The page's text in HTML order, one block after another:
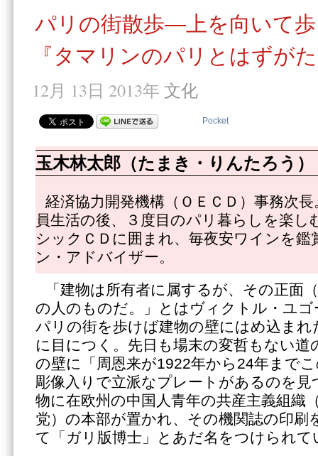
パリの街散歩―上を向いて
『タマリンのパリとはずが
12月 13日 2013年 文化
Pocket
玉木林太郎（たまき・りんたろう）
経済協力開発機構（ＯＥＣＤ）事務次
員生活の後、３度目のパリ暮らしを楽し
シックＣＤに囲まれ、毎夜安ワインを
ン・アドバイザー。
「建物は所有者に属するが、その正面
の人のものだ。」とはヴィクトル・ユ
パリの街を歩けば建物の壁にはめ込ま
に目につく。先日も場末の変哲もない道
の壁に「周恩来が1922年から24年まで
彫像入りで立派なプレートがあるのを見
物に在欧州の中国人青年の共産主義組織
党）の本部が置かれ、その機関誌の印刷
て「ガリ版博士」とあだ名をつけられ